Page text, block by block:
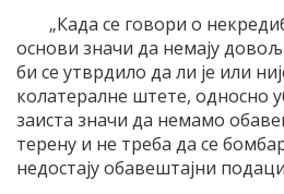
„Када се говори о
основи значи да немају
би се утврдило да ли је или
колатералне штете, односно
заиста значи да немамо
терену и не треба да се
недостају обавештајни